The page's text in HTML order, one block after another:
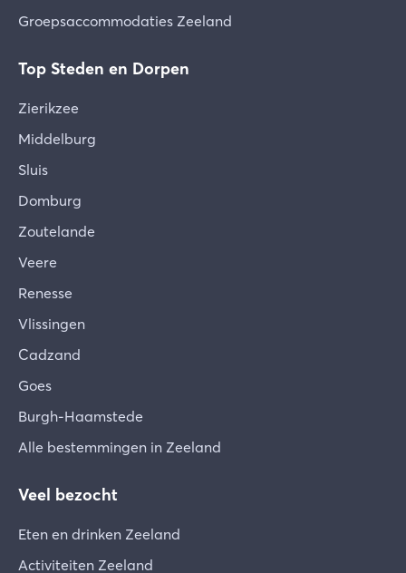
Groepsaccommodaties Zeeland
Top Steden en Dorpen
Zierikzee
Middelburg
Sluis
Domburg
Zoutelande
Veere
Renesse
Vlissingen
Cadzand
Goes
Burgh-Haamstede
Alle bestemmingen in Zeeland
Veel bezocht
Eten en drinken Zeeland
Activiteiten Zeeland